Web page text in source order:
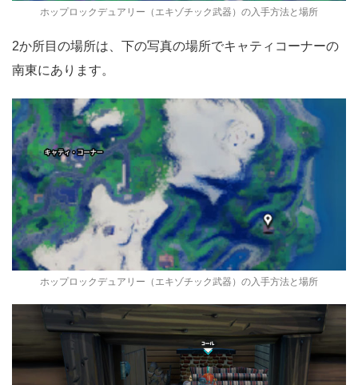
ホップロックデュアリー（エキゾチック武器）の入手方法と場所
2か所目の場所は、下の写真の場所でキャティコーナーの
南東にあります。
ホップロックデュアリー（エキゾチック武器）の入手方法と場所